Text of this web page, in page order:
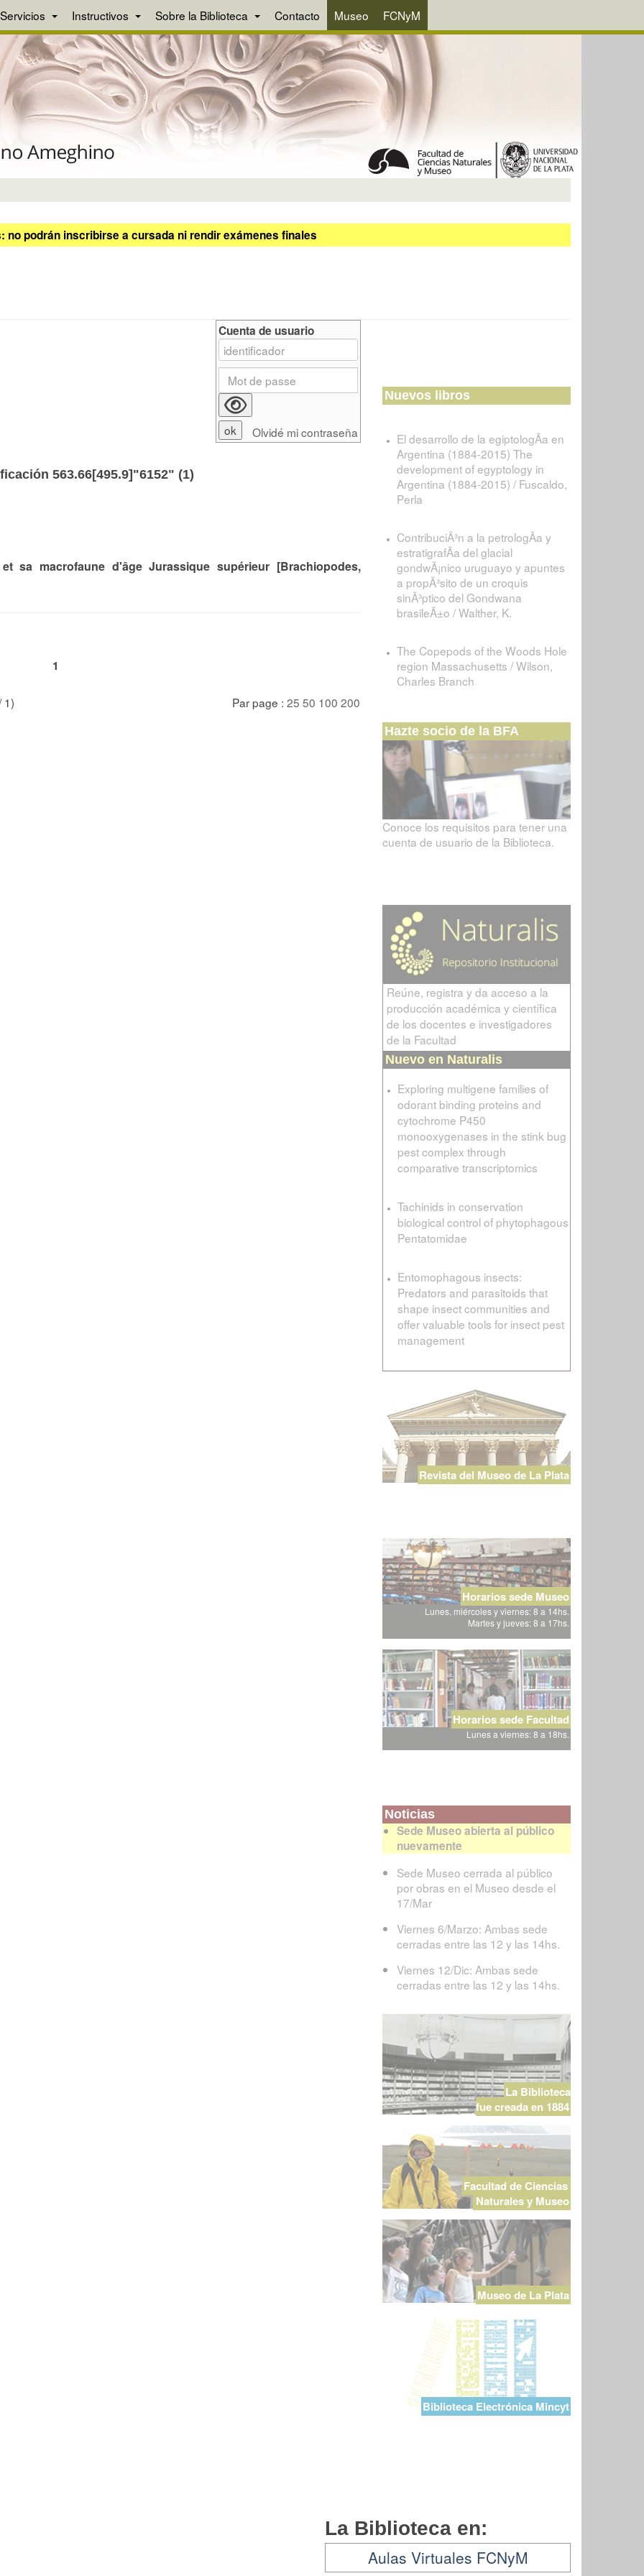
Servicios Instructivos Sobre la Biblioteca Contacto Museo FCNyM
podrán inscribirse a cursada ni rendir exámenes finales
563.66[495.9]"6152" (1)
sa macrofaune d'âge Jurassique supérieur [Brachiopodes,
1
1) Par page : 25 50 100 200
Cuenta de usuario
Olvidé mi contraseña
Nuevos libros
El desarrollo de la egiptologÃ­a en
Argentina (1884-2015) The
development of egyptology in
Argentina (1884-2015) / Fuscaldo,
Perla
ContribuciÃ³n a la petrologÃ­a y
estratigrafÃ­a del glacial
gondwÃ¡nico uruguayo y apuntes
a propÃ³sito de un croquis
sinÃ³ptico del Gondwana
brasileÃ±o / Walther, K.
The Copepods of the Woods Hole
region Massachusetts / Wilson,
Charles Branch
Hazte socio de la BFA
Conoce los requisitos para tener una
cuenta de usuario de la Biblioteca.
Reúne, registra y da acceso a la
producción académica y científica
de los docentes e investigadores
de la Facultad
Nuevo en Naturalis
Exploring multigene families of
odorant binding proteins and
cytochrome P450
monooxygenases in the stink bug
pest complex through
comparative transcriptomics
Tachinids in conservation
biological control of phytophagous
Pentatomidae
Entomophagous insects:
Predators and parasitoids that
shape insect communities and
offer valuable tools for insect pest
management
Revista del Museo de La Plata
Horarios sede Museo
Lunes, miércoles y viernes: 8 a 14hs.
Martes y jueves: 8 a 17hs.
Horarios sede Facultad
Lunes a viernes: 8 a 18hs.
Noticias
Sede Museo abierta al público
nuevamente
Sede Museo cerrada al público
por obras en el Museo desde el
17/Mar
Viernes 6/Marzo: Ambas sede
cerradas entre las 12 y las 14hs.
Viernes 12/Dic: Ambas sede
cerradas entre las 12 y las 14hs.
La Biblioteca
fue creada en 1884
Facultad de Ciencias
Naturales y Museo
Museo de La Plata
Biblioteca Electrónica Mincyt
La Biblioteca en:
Aulas Virtuales FCNyM